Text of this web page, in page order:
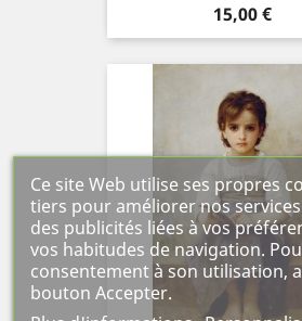
Prix
15,00 €
Ce site Web utilise ses propres
tiers pour améliorer nos
des publicités liées à vos
vos habitudes de navigation.
consentement à son utilisation,
bouton Accepter.